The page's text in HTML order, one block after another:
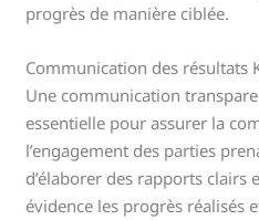
progrès de manière ciblée.
Communication des résultats
Une communication
essentielle pour assurer la
l’engagement des parties
d’élaborer des rapports clairs
évidence les progrès réalisés